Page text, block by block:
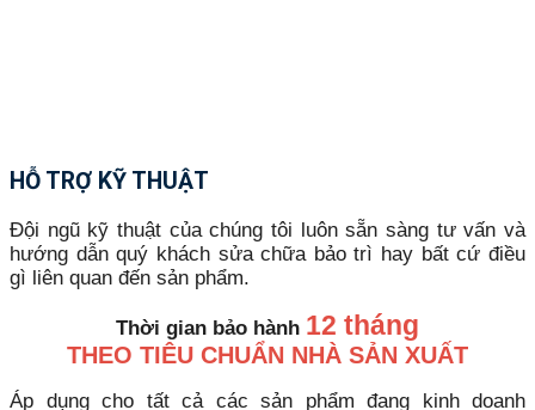
HỖ TRỢ KỸ THUẬT
Đội ngũ kỹ thuật của chúng tôi luôn sẵn sàng tư vấn và
hướng dẫn quý khách sửa chữa bảo trì hay bất cứ điều
gì liên quan đến sản phẩm.
Thời gian bảo hành 12 tháng
THEO TIÊU CHUẨN NHÀ SẢN XUẤT
Áp dụng cho tất cả các sản phẩm đang kinh doanh